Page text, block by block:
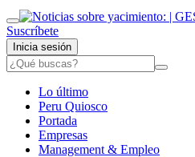
Suscríbete
Inicia sesión
Lo último
Peru Quiosco
Portada
Empresas
Management & Empleo